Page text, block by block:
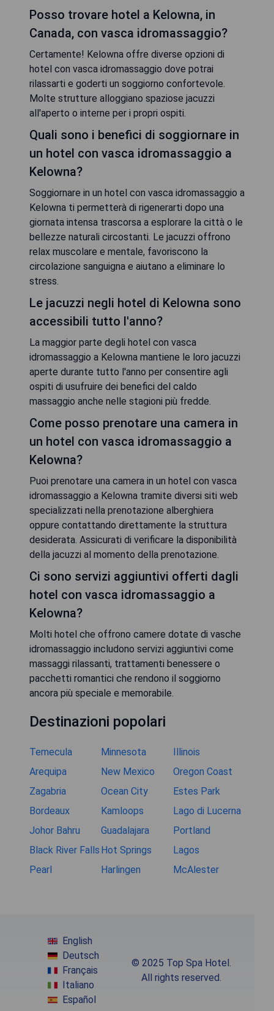
Posso trovare hotel a Kelowna, in
Canada, con vasca idromassaggio?
Certamente! Kelowna offre diverse opzioni di
hotel con vasca idromassaggio dove potrai
rilassarti e goderti un soggiorno confortevole.
Molte strutture alloggiano spaziose jacuzzi
all'aperto o interne per i propri ospiti.
Quali sono i benefici di soggiornare in
un hotel con vasca idromassaggio a
Kelowna?
Soggiornare in un hotel con vasca idromassaggio a
Kelowna ti permetterà di rigenerarti dopo una
giornata intensa trascorsa a esplorare la città o le
bellezze naturali circostanti. Le jacuzzi offrono
relax muscolare e mentale, favoriscono la
circolazione sanguigna e aiutano a eliminare lo
stress.
Le jacuzzi negli hotel di Kelowna sono
accessibili tutto l'anno?
La maggior parte degli hotel con vasca
idromassaggio a Kelowna mantiene le loro jacuzzi
aperte durante tutto l'anno per consentire agli
ospiti di usufruire dei benefici del caldo
massaggio anche nelle stagioni più fredde.
Come posso prenotare una camera in
un hotel con vasca idromassaggio a
Kelowna?
Puoi prenotare una camera in un hotel con vasca
idromassaggio a Kelowna tramite diversi siti web
specializzati nella prenotazione alberghiera
oppure contattando direttamente la struttura
desiderata. Assicurati di verificare la disponibilità
della jacuzzi al momento della prenotazione.
Ci sono servizi aggiuntivi offerti dagli
hotel con vasca idromassaggio a
Kelowna?
Molti hotel che offrono camere dotate di vasche
idromassaggio includono servizi aggiuntivi come
massaggi rilassanti, trattamenti benessere o
pacchetti romantici che rendono il soggiorno
ancora più speciale e memorabile.
Destinazioni popolari
Temecula Minnesota
Illinois
Arequipa
New Mexico
Oregon Coast
Zagabria
Ocean City
Estes Park
Bordeaux
Kamloops
Lago di Lucerna
Johor Bahru
Guadalajara
Portland
Black River Falls Hot Springs
Lagos
Pearl
Harlingen McAlester
English
Deutsch
Français
Italiano
Español
© 2025 Top Spa Hotel.
All rights reserved.